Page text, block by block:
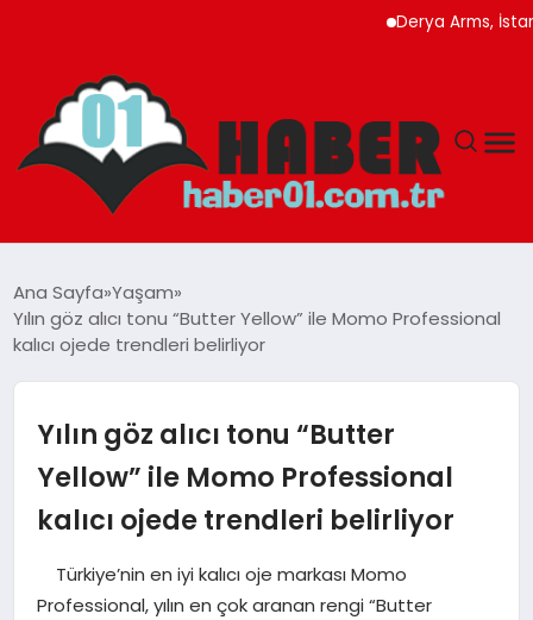
Derya Arms, İstanbul
ADANA
MAGAZIN
EĞITIM
Ana Sayfa Yaşam
Yılın göz alıcı tonu “Butter Yellow” ile Momo Professional
kalıcı ojede trendleri belirliyor
Yılın göz alıcı tonu “Butter
Yellow” ile Momo Professional
kalıcı ojede trendleri belirliyor
Türkiye’nin en iyi kalıcı oje markası Momo
Professional, yılın en çok aranan rengi “Butter